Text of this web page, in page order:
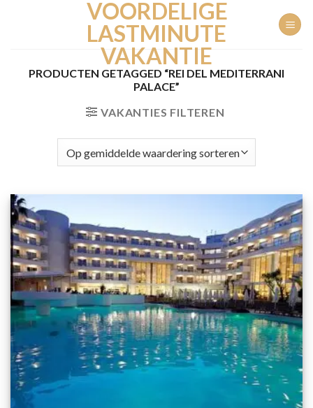
VOORDELIGE
LASTMINUTE
VAKANTIE
PRODUCTEN GETAGGED “REI DEL MEDITERRANI
PALACE”
VAKANTIES FILTEREN